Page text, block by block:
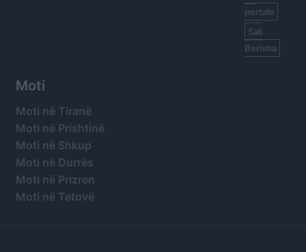
portale
Sali
Berisha
Moti
Moti në Tiranë
Moti në Prishtinë
Moti në Shkup
Moti në Durrës
Moti në Prizren
Moti në Tetovë